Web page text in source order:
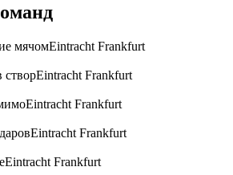
мячомEintracht Frankfurt
створEintracht Frankfurt
Eintracht Frankfurt
Eintracht Frankfurt
Eintracht Frankfurt